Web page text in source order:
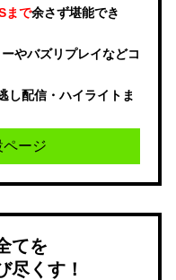
まで余さず堪能でき
やバズリプレイなどコ
し配信・ハイライトま
ページ
てを
尽くす！